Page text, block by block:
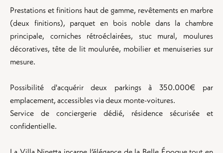
Prestations et finitions haut de gamme, revêtements en marbre
(deux finitions), parquet en bois noble dans la chambre
principale, corniches rétroéclairées, stuc mural, moulures
décoratives, tête de lit moulurée, mobilier et menuiseries sur
mesure.
Possibilité d'acquérir deux parkings à 350.000€ par
emplacement, accessibles via deux monte-voitures.
Service de conciergerie dédié, résidence sécurisée et
confidentielle.